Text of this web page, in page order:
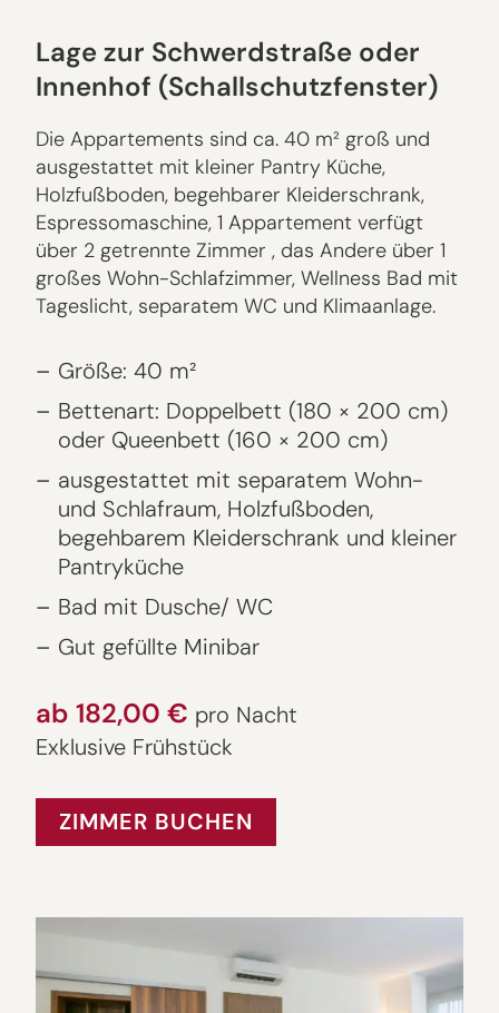
Lage zur Schwerdstraße oder
Innenhof (Schallschutzfenster)
Die Appartements sind ca. 40 m² groß und
ausgestattet mit kleiner Pantry Küche,
Holzfußboden, begehbarer Kleiderschrank,
Espressomaschine, 1 Appartement verfügt
über 2 getrennte Zimmer , das Andere über 1
großes Wohn-Schlafzimmer, Wellness Bad mit
Tageslicht, separatem WC und Klimaanlage.
Größe: 40 m²
Bettenart: Doppelbett (180 × 200 cm)
oder Queenbett (160 × 200 cm)
ausgestattet mit separatem Wohn-
und Schlafraum, Holzfußboden,
begehbarem Kleiderschrank und kleiner
Pantryküche
Bad mit Dusche/ WC
Gut gefüllte Minibar
ab 182,00 € pro Nacht
Exklusive Frühstück
ZIMMER BUCHEN